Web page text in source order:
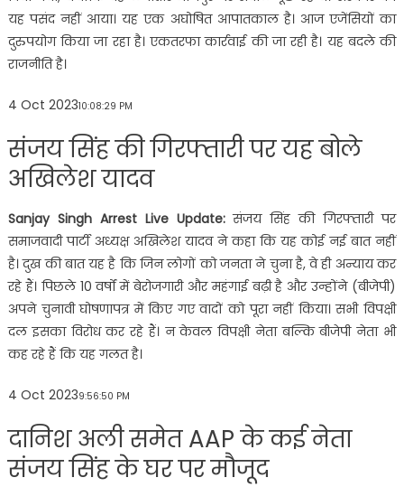
यह पसंद नहीं आया। यह एक अघोषित आपातकाल है। आज एजेंसियों का
दुरुपयोग किया जा रहा है। एकतरफा कार्रवाई की जा रही है। यह बदले की
राजनीति है।
4 Oct 202310:08:29 PM
संजय सिंह की गिरफ्तारी पर यह बोले
अखिलेश यादव
Sanjay Singh Arrest Live Update:संजय सिंह की गिरफ्तारी पर
समाजवादी पार्टी अध्यक्ष अखिलेश यादव ने कहा कि यह कोई नई बात नहीं
है। दुख की बात यह है कि जिन लोगों को जनता ने चुना है, वे ही अन्याय कर
रहे हैं। पिछले 10 वर्षों में बेरोजगारी और महंगाई बढ़ी है और उन्होंने (बीजेपी)
अपने चुनावी घोषणापत्र में किए गए वादों को पूरा नहीं किया। सभी विपक्षी
दल इसका विरोध कर रहे हैं। न केवल विपक्षी नेता बल्कि बीजेपी नेता भी
कह रहे हैं कि यह गलत है।
4 Oct 20239:56:50 PM
दानिश अली समेत AAP के कई नेता
संजय सिंह के घर पर मौजूद